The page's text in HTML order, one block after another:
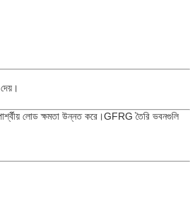
লোড ক্ষমতা উন্নত করে।GFRG তৈরি ভবনগুলি